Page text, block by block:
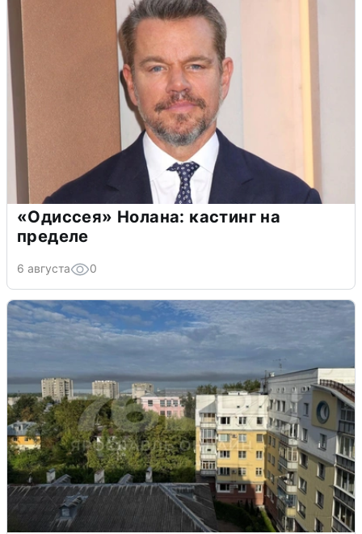
«Одиссея» Нолана: кастинг на
пределе
6 августа 0